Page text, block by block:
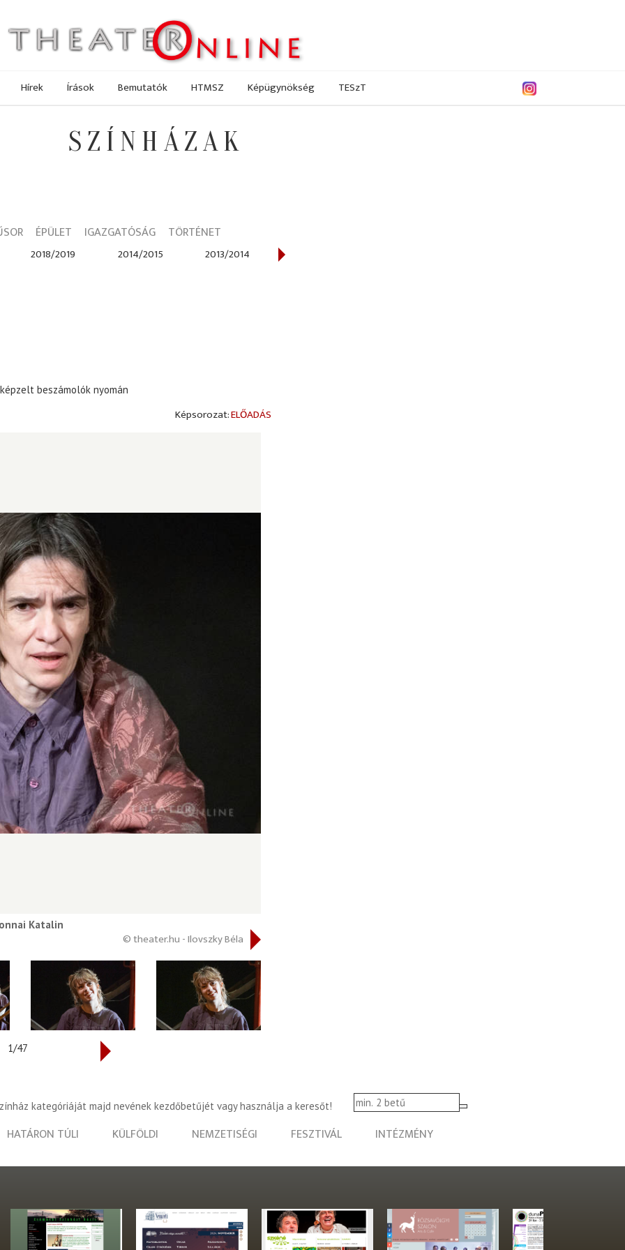
Hírek Írások Bemutatók HTMSZ Képügynökség TESzT
SZÍNHÁZAK
ÉPÜLET IGAZGATÓSÁG TÖRTÉNET
2018/2019 2014/2015 2013/2014
beszámolók nyomán
ELŐADÁS
Katalin
© theater.hu - Ilovszky Béla
1/47
kategóriáját majd nevének kezdőbetűjét vagy használja a keresőt!
HATÁRON TÚLI KÜLFÖLDI NEMZETISÉGI FESZTIVÁL INTÉZMÉNY